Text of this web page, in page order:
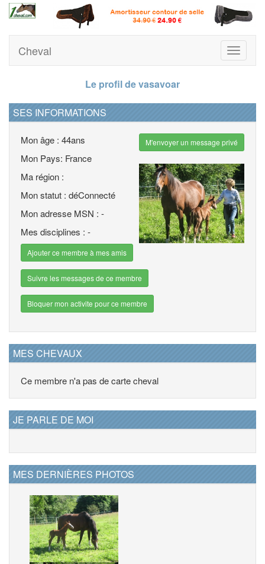
Toggle
Cheval
Le profil de vasavoar
SES INFORMATIONS
Mon âge : 44ans
Mon Pays: France
Ma région :
Mon statut : déConnecté
Mon adresse MSN : -
Mes disciplines : -
Ajouter ce membre à mes amis
Suivre les messages de ce membre
Bloquer mon activite pour ce membre
M'envoyer un message privé
MES CHEVAUX
Ce membre n'a pas de carte cheval
JE PARLE DE MOI
MES DERNIÈRES PHOTOS